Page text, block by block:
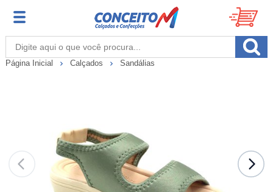
Página Inicial Calçados Sandálias